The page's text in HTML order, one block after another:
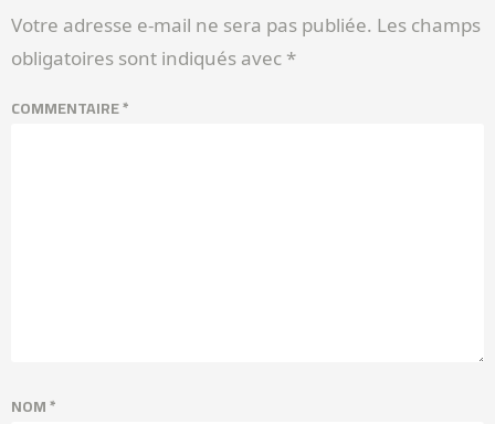
Votre adresse e-mail ne sera pas publiée. Les champs
obligatoires sont indiqués avec *
COMMENTAIRE*
NOM*